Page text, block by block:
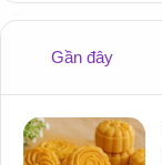
Gần đây